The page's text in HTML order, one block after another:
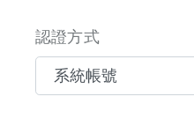
認證方式